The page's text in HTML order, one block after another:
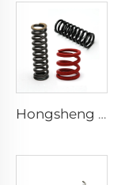
Hongsheng Inox Plat en Gros Métaux Bobine de ressorts à compression